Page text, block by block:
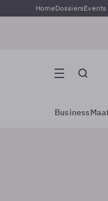
HomeDossiers
Business